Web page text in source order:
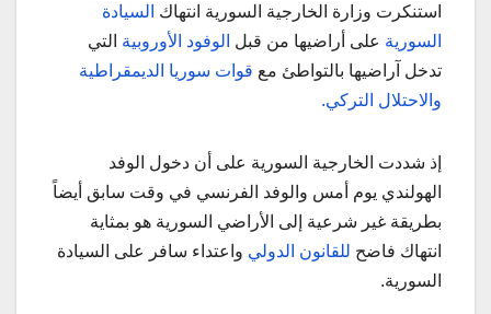
استنكرت وزارة الخارجية السورية انتهاك السيادة
السورية على أراضيها من قبل الوفود الأوروبية التي
تدخل آراضيها بالتواطئ مع قوات سوريا الديمقراطية
والاحتلال التركي.
إذ شددت الخارجية السورية على أن دخول الوفد
الهولندي يوم أمس والوفد الفرنسي في وقت سابق أيضاً
بطريقة غير شرعية إلى الأراضي السورية هو بمثاية
انتهاك فاضح للقانون الدولي واعتداء سافر على السيادة
السورية.